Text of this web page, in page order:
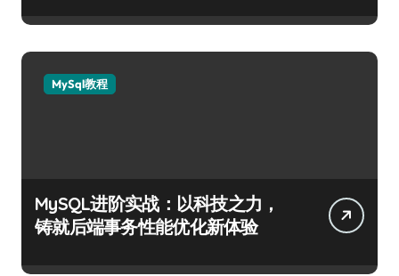
MySql教程
MySQL进阶实战：以科技之力，
铸就后端事务性能优化新体验